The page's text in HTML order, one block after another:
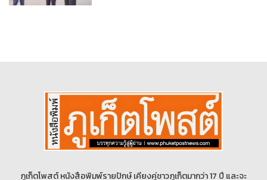
ภูเก็ตโพสต์ หนังสือพิมพ์รายปักษ์ เคียงคู่ชาวภูเก็ตมากว่า 17 ปี และจะ